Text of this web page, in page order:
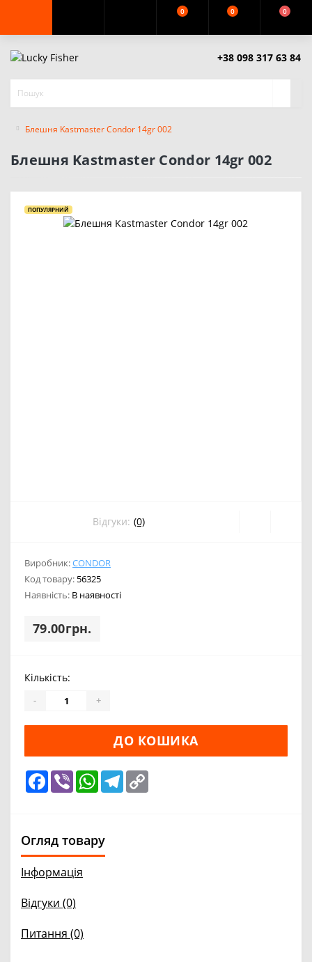
0 0 0
+38 098 317 63 84
Блешня Kastmaster Condor 14gr 002
Блешня Kastmaster Condor 14gr 002
ПОПУЛЯРНИЙ
Відгуки: (0)
Виробник:CONDOR
Код товару: 56325
Наявність: В наявності
79.00грн.
Кількість:
- +
ДО КОШИКА
Facebook
Viber WhatsApp
Telegram
Огляд товару
Інформація
Відгуки (0)
Питання (0)